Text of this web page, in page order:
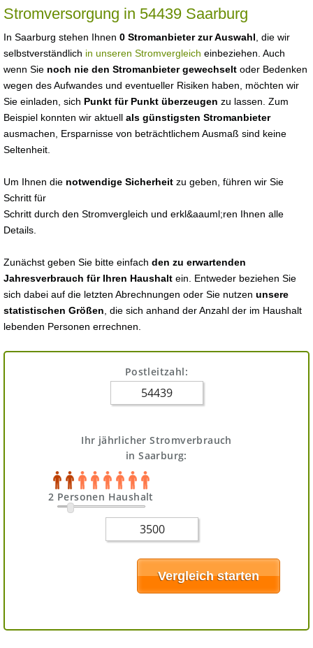
Stromversorgung in 54439 Saarburg
In Saarburg stehen Ihnen 0 Stromanbieter zur Auswahl , die wir
selbstverständlich in unseren Stromvergleich einbeziehen. Auch
wenn Sie noch nie den Stromanbieter gewechselt oder Bedenken
wegen des Aufwandes und eventueller Risiken haben, möchten wir
Sie einladen, sich Punkt für Punkt überzeugen zu lassen. Zum
Beispiel konnten wir aktuell als günstigsten Stromanbieter
ausmachen, Ersparnisse von beträchtlichem Ausmaß sind keine
Seltenheit.
Um Ihnen die notwendige Sicherheit zu geben, führen wir Sie
Schritt für
Schritt durch den Stromvergleich und erkl&aauml;ren Ihnen alle
Details.
Zunächst geben Sie bitte einfach den zu erwartenden
Jahresverbrauch für Ihren Haushalt ein. Entweder beziehen Sie
sich dabei auf die letzten Abrechnungen oder Sie nutzen unsere
statistischen Größen , die sich anhand der Anzahl der im Haushalt
lebenden Personen errechnen.
Postleitzahl:
Ihr jährlicher Stromverbrauch
in Saarburg:
2 Personen Haushalt